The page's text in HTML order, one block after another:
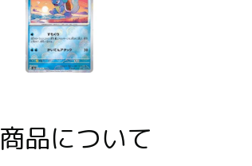
商品について